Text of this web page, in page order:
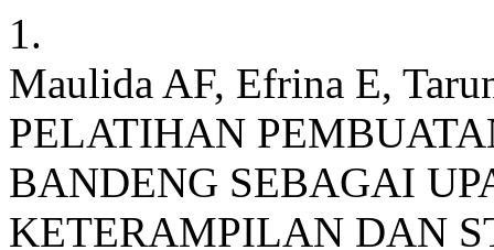
1.
Maulida AF, Efrina E,
PELATIHAN
BANDENG SEBAGAI
KETERAMPILAN DAN